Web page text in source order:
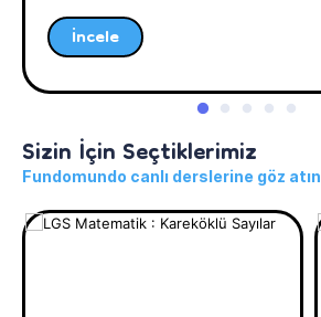
İncele
Sizin İçin Seçtiklerimiz
Fundomundo canlı derslerine göz atın